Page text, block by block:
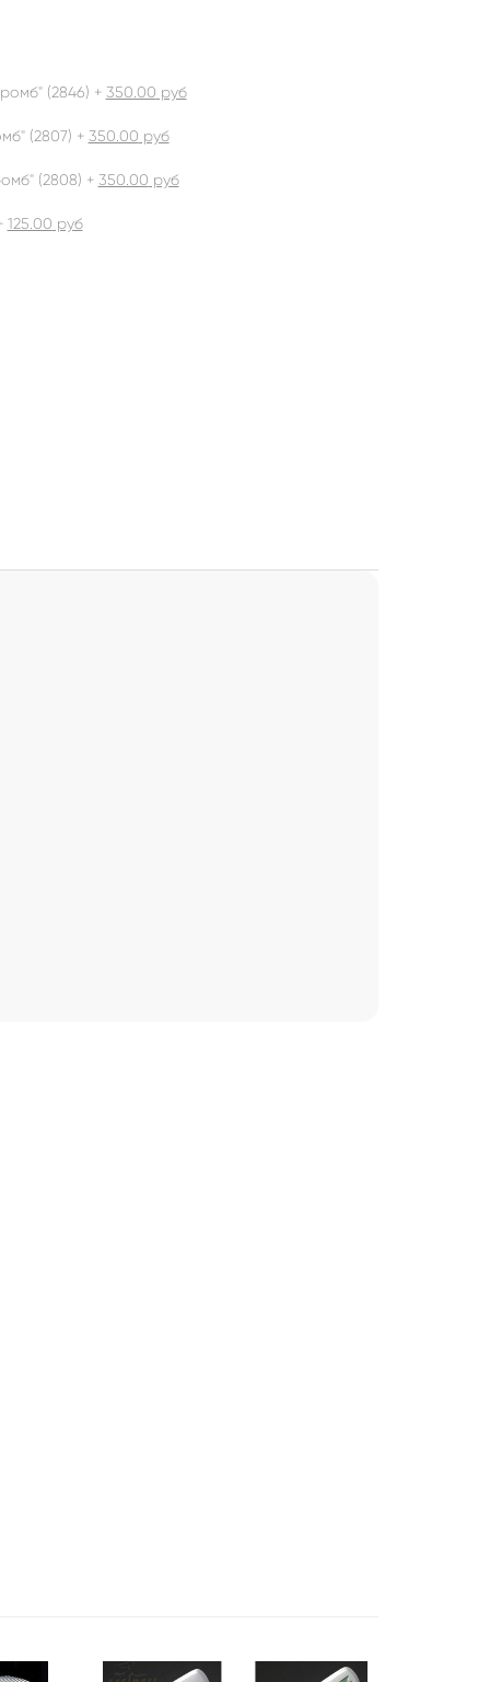
(2846) + 350.00 руб
(2807) + 350.00 руб
(2808) + 350.00 руб
125.00 руб